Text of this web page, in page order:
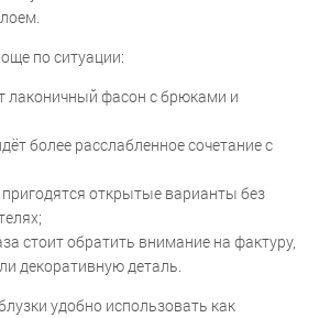
по ситуации:
лаконичный фасон с брюками и
более расслабленное сочетание с
пригодятся открытые варианты без
стоит обратить внимание на фактуру,
декоративную деталь.
удобно использовать как